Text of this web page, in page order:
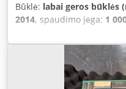
Būklė: labai geros būklės
2014, spaudimo jėga: 1
, Spaudimo jėga:
Atstumas tarp plokščių (p
Aozilqksc Esha Laisvas
Išstūmiko eiga: 175 mm
pompa: 23,9 kW Sraigtas: